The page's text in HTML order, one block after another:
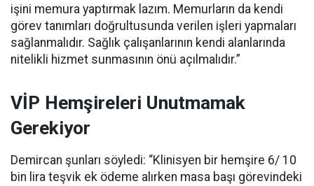
işini memura yaptırmak lazım. Memurların da kendi
görev tanımları doğrultusunda verilen işleri yapmaları
sağlanmalıdır. Sağlık çalışanlarının kendi alanlarında
nitelikli hizmet sunmasının önü açılmalıdır.”
VİP Hemşireleri Unutmamak
Gerekiyor
Demircan şunları söyledi: “Klinisyen bir hemşire 6/ 10
bin lira teşvik ek ödeme alırken masa başı görevindeki